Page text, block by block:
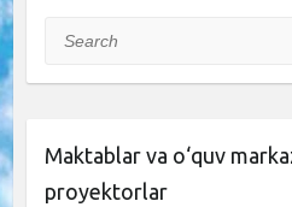
Search
Maktablar va o‘quv
proyektorlar